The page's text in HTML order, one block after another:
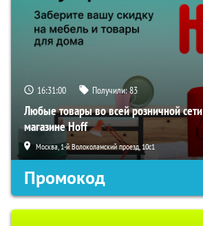
16:31:00 Получили:83
Любые товары во всей розничной
магазине Hoff
Москва, 1-й Волоколамский проезд, 10с1
Промокод